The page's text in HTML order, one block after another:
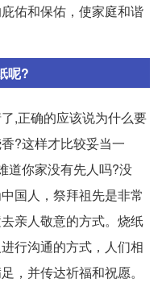
佑和保佑，使家庭和谐
呢?
,正确的应该说为什么要
?这样才比较妥当一
道你家没有先人吗?没
国人，祭拜祖先是非常
亲人敬意的方式。烧纸
行沟通的方式，人们相
，并传达祈福和祝愿。